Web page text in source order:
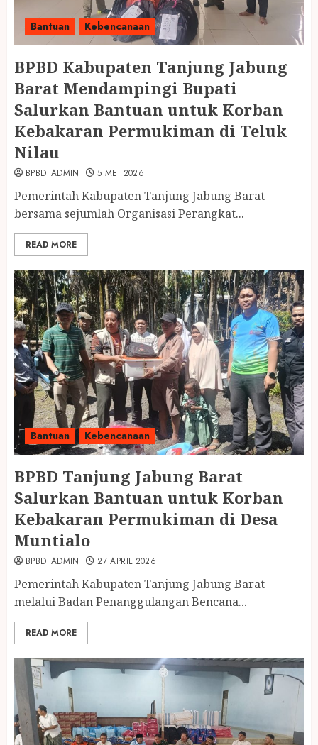
Bantuan Kebencanaan
BPBD Kabupaten Tanjung Jabung
Barat Mendampingi Bupati
Salurkan Bantuan untuk Korban
Kebakaran Permukiman di Teluk
Nilau
BPBD_ADMIN 5 MEI 2026
Pemerintah Kabupaten Tanjung Jabung Barat
bersama sejumlah Organisasi Perangkat...
READ MORE
Bantuan Kebencanaan
BPBD Tanjung Jabung Barat
Salurkan Bantuan untuk Korban
Kebakaran Permukiman di Desa
Muntialo
BPBD_ADMIN 27 APRIL 2026
Pemerintah Kabupaten Tanjung Jabung Barat
melalui Badan Penanggulangan Bencana...
READ MORE